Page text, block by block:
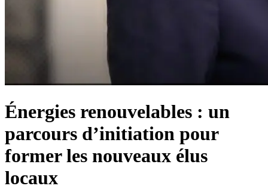
Énergies renouvelables : un
parcours d’initiation pour
former les nouveaux élus
locaux